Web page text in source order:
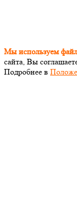
Мы используем
сайта, Вы
Подробнее в